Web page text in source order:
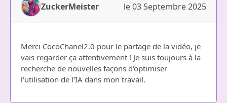
ZuckerMeister le 03 Septembre 2025
Merci CocoChanel2.0 pour le partage de la vidéo, je
vais regarder ça attentivement ! Je suis toujours à la
recherche de nouvelles façons d'optimiser
l'utilisation de l'IA dans mon travail.